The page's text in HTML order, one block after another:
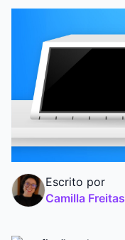
Escrito por
Camilla Freitas